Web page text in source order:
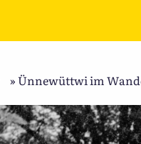
»Ünnewüttwi im